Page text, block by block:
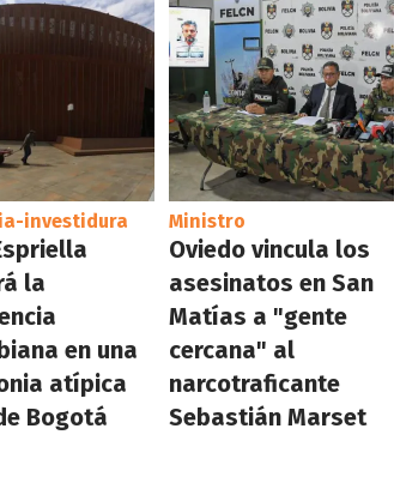
investidura
la
en una
atípica
Bogotá
Ministro
Oviedo vincula los
asesinatos en San
Matías a "gente
cercana" al
narcotraficante
Sebastián Marset